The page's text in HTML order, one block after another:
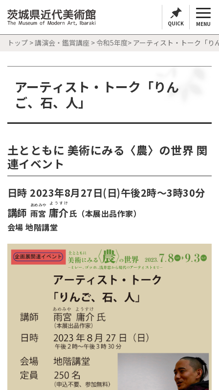
QUICK MENU
トップ >講演会・鑑賞講座 >令和5年度> アーティスト・トーク「り
アーティスト・トーク「りん
ご、石、人」
土とともに 美術にみる〈農〉の世界 関
連イベント
日時 2023年8月27日(日)午後2時～3時30分
講師 雨宮
あめみや
庸介
ようすけ
氏（本展出品作家）
会場 地階講堂